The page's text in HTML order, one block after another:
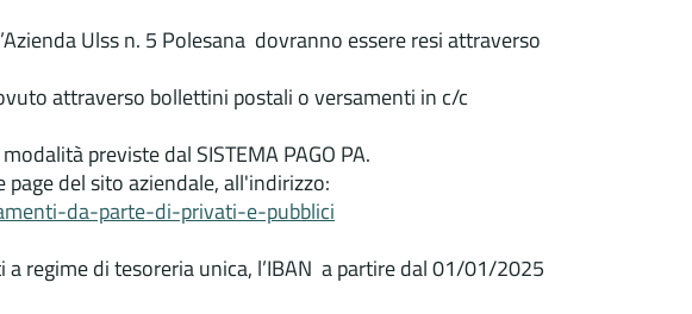
Ulss n. 5 Polesana dovranno essere resi attraverso
attraverso bollettini postali o versamenti in c/c
previste dal SISTEMA PAGO PA.
del sito aziendale, all'indirizzo:
da-parte-di-privati-e-pubblici
regime di tesoreria unica, l’IBAN a partire dal 01/01/2025